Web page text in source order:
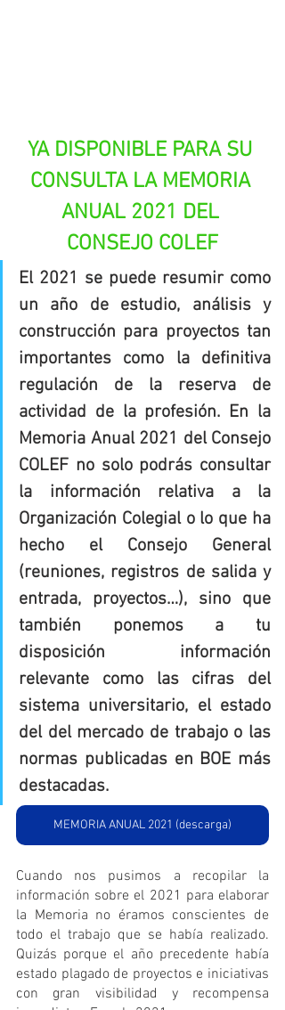
YA DISPONIBLE PARA SU
CONSULTA LA MEMORIA
ANUAL 2021 DEL
CONSEJO COLEF
El 2021 se puede resumir como
un año de estudio, análisis y
construcción para proyectos tan
importantes como la definitiva
regulación de la reserva de
actividad de la profesión. En la
Memoria Anual 2021 del Consejo
COLEF no solo podrás consultar
la información relativa a la
Organización Colegial o lo que ha
hecho el Consejo General
(reuniones, registros de salida y
entrada, proyectos…), sino que
también ponemos a tu
disposición información
relevante como las cifras del
sistema universitario, el estado
del del mercado de trabajo o las
normas publicadas en BOE más
destacadas.
MEMORIA ANUAL 2021 (descarga)
Cuando nos pusimos a recopilar la
información sobre el 2021 para elaborar
la Memoria no éramos conscientes de
todo el trabajo que se había realizado.
Quizás porque el año precedente había
estado plagado de proyectos e iniciativas
con gran visibilidad y recompensa